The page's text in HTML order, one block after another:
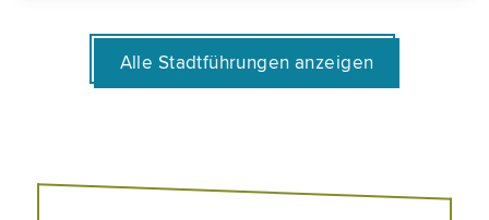
Alle Stadtführungen anzeigen